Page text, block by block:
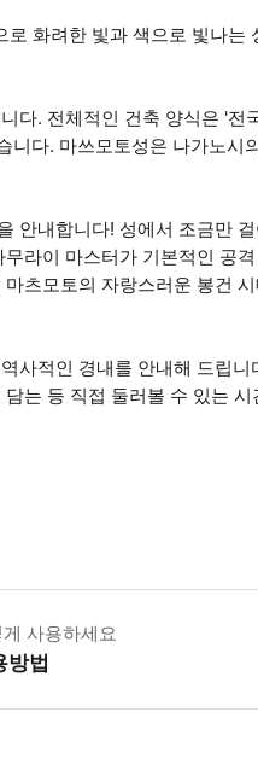
화려한 빛과 색으로 빛나는
다. 전체적인 건축 양식은 '전
다. 마쓰모토성은 나가노시
안내합니다! 성에서 조금만
라이 마스터가 기본적인 공
츠모토의 자랑스러운 봉건
사적인 경내를 안내해 드립니
는 등 직접 둘러볼 수 있는
의 탑 꼭대기로 올라가는 계단은
사용하세요
방법